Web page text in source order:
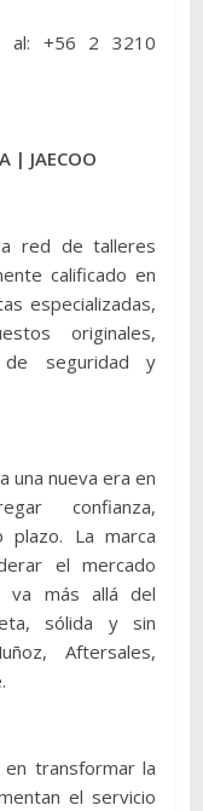
al: +56 2 3210
| JAECOO
red de talleres
calificado en
especializadas,
originales,
de seguridad y
una nueva era en
confianza,
plazo. La marca
el mercado
va más allá del
sólida y sin
Aftersales,
en transformar la
el servicio